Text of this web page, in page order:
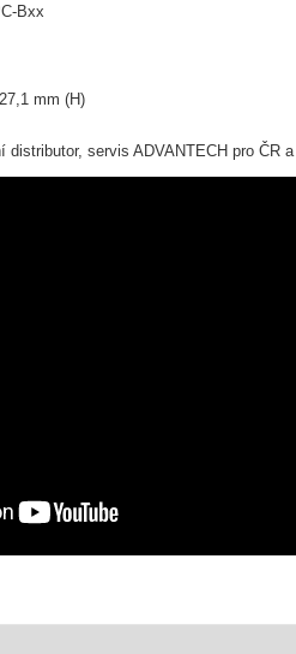
Bxx
mm (H)
servis ADVANTECH pro ČR